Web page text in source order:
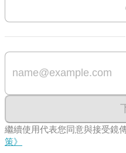
繼續使用代表您同意與接受鏡
策》